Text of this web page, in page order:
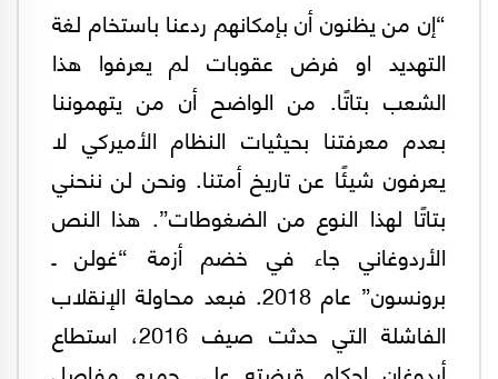
“إن من يظنون أن بإمكانهم ردعنا باستخام لغة
التهديد او فرض عقوبات لم يعرفوا هذا
الشعب بتاتًا. من الواضح أن من يتهموننا
بعدم معرفتنا بحيثيات النظام الأميركي لا
يعرفون شيئًا عن تاريخ أمتنا. ونحن لن ننحني
بتاتًا لهذا النوع من الضغوطات”. هذا النص
الأردوغاني جاء في خضم أزمة “غولن ـ
برونسون” عام 2018. فبعد محاولة الإنقلاب
الفاشلة التي حدثت صيف 2016، استطاع